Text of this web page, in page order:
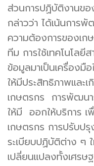
ส่วนการปฏิบัติงานขอ
กล่าวว่า ได้เน้นการ
ความต้องการของเก
ทีม การใช้เทคโนโลยี
ข้อมูลมาเป็นเครื่องมื
ให้มีประสิทธิภาพและ
เกษตรกร การพัฒนา
ให้มี ออกให้บริการ เ
เกษตรกร การปรับป
ระเบียบปฏิบัติต่าง ๆ
เปลี่ยนแปลงทั้งเศรษ